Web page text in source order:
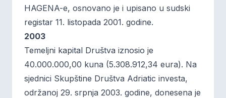
HAGENA-e, osnovano je i upisano u sudski
registar 11. listopada 2001. godine.
2003
Temeljni kapital Društva iznosio je
40.000.000,00 kuna (5.308.912,34 eura). Na
sjednici Skupštine Društva Adriatic investa,
održanoj 29. srpnja 2003. godine, donesena je